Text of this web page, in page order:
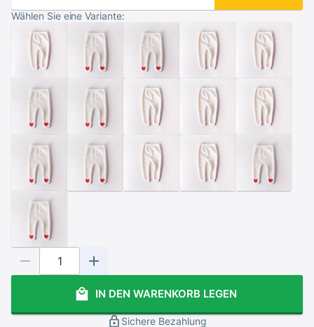
Wählen Sie eine Variante:
IN DEN WARENKORB LEGEN
Sichere Bezahlung